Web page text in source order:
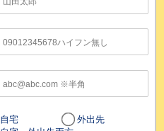
自宅
外出先